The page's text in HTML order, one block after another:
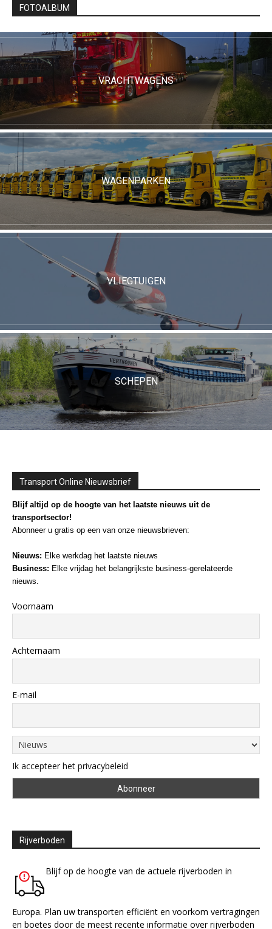
FOTOALBUM
VRACHTWAGENS
WAGENPARKEN
VLIEGTUIGEN
SCHEPEN
Transport Online Nieuwsbrief
Blijf altijd op de hoogte van het laatste nieuws uit de
transportsector!
Abonneer u gratis op een van onze nieuwsbrieven:
Nieuws: Elke werkdag het laatste nieuws
Business: Elke vrijdag het belangrijkste business-gerelateerde
nieuws.
Voornaam
Achternaam
E-mail
Ik accepteer het privacybeleid
Rijverboden
Blijf op de hoogte van de actuele rijverboden in
Europa. Plan uw transporten efficiënt en voorkom vertragingen
en boetes door de meest recente informatie over rijverboden